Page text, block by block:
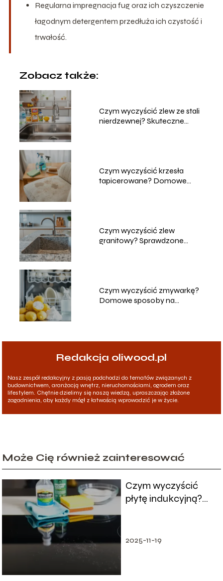
Regularna impregnacja fug oraz ich czyszczenie
łagodnym detergentem przedłuża ich czystość i
trwałość.
Zobacz także:
Czym wyczyścić zlew ze stali
nierdzewnej? Skuteczne
Czym wyczyścić krzesła
tapicerowane? Domowe
Czym wyczyścić zlew
granitowy? Sprawdzone
Czym wyczyścić zmywarkę?
Domowe sposoby na
Redakcja oliwood.pl
Nasz zespół redakcyjny z pasją podchodzi do tematów związanych z
budownictwem, aranżacją wnętrz, nieruchomościami, ogrodem oraz
lifestylem. Chętnie dzielimy się naszą wiedzą, upraszczając złożone
zagadnienia, aby każdy mógł z łatwością wprowadzić je w życie.
Może Cię również zainteresować
Czym wyczyścić
płytę indukcyjną?
2025-11-19